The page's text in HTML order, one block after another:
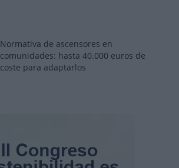
Normativa de ascensores en
comunidades: hasta 40.000 euros de
coste para adaptarlos